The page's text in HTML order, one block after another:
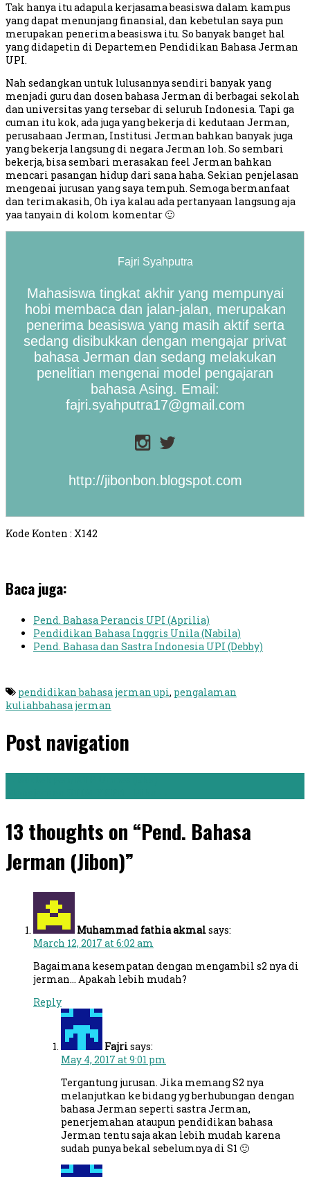
Tak hanya itu adapula kerjasama beasiswa dalam kampus
yang dapat menunjang finansial, dan kebetulan saya pun
merupakan penerima beasiswa itu. So banyak banget hal
yang didapetin di Departemen Pendidikan Bahasa Jerman
UPI.
Nah sedangkan untuk lulusannya sendiri banyak yang
menjadi guru dan dosen bahasa Jerman di berbagai sekolah
dan universitas yang tersebar di seluruh Indonesia. Tapi ga
cuman itu kok, ada juga yang bekerja di kedutaan Jerman,
perusahaan Jerman, Institusi Jerman bahkan banyak juga
yang bekerja langsung di negara Jerman loh. So sembari
bekerja, bisa sembari merasakan feel Jerman bahkan
mencari pasangan hidup dari sana haha. Sekian penjelasan
mengenai jurusan yang saya tempuh. Semoga bermanfaat
dan terimakasih, Oh iya kalau ada pertanyaan langsung aja
yaa tanyain di kolom komentar 🙂
Fajri Syahputra
Mahasiswa tingkat akhir yang mempunyai
hobi membaca dan jalan-jalan, merupakan
penerima beasiswa yang masih aktif serta
sedang disibukkan dengan mengajar privat
bahasa Jerman dan sedang melakukan
penelitian mengenai model pengajaran
bahasa Asing. Email:
fajri.syahputra17@gmail.com
http://jibonbon.blogspot.com
Kode Konten : X142
Baca juga:
Pend. Bahasa Perancis UPI (Aprilia)
Pendidikan Bahasa Inggris Unila (Nabila)
Pend. Bahasa dan Sastra Indonesia UPI (Debby)
pendidikan bahasa jerman upi, pengalaman
kuliahbahasa jerman
Post navigation
13 thoughts on “Pend. Bahasa
Jerman (Jibon)”
Muhammad fathia akmalsays:
March 12, 2017 at 6:02 am
Bagaimana kesempatan dengan mengambil s2 nya di
jerman… Apakah lebih mudah?
Reply
Fajrisays:
May 4, 2017 at 9:01 pm
Tergantung jurusan. Jika memang S2 nya
melanjutkan ke bidang yg berhubungan dengan
bahasa Jerman seperti sastra Jerman,
penerjemahan ataupun pendidikan bahasa
Jerman tentu saja akan lebih mudah karena
sudah punya bekal sebelumnya di S1 🙂